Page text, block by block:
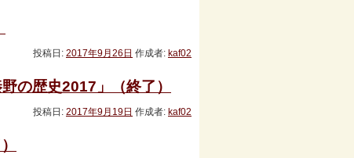
投稿日: 2017年9月26日 作成者: kaf02
の歴史2017」（終了）
投稿日: 2017年9月19日 作成者: kaf02